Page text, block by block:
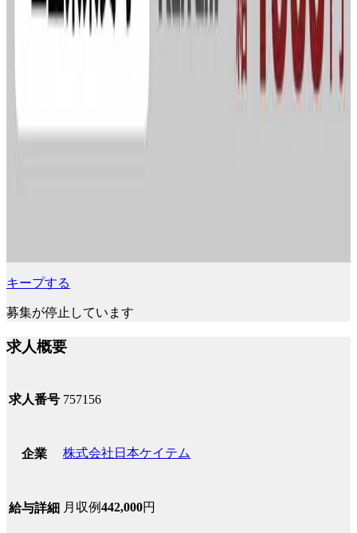
キープする
募集が停止しています
求人概要
求人番号 757156
企業 株式会社日本ケイテム
給与詳細 月収例442,000円